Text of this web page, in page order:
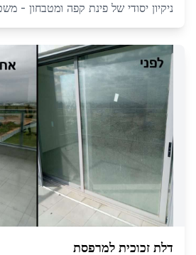
ניקיון יסודי של פינת קפה ומטבחון -
דלת זכוכית למרפסת